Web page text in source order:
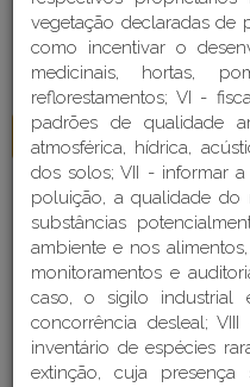
DETALHES
Gabinete do
Comitê de Gestão e
Comitê de Meio
Controladoria-Geral do
Defesa Civil
vegetação declaradas de
como incentivar o
medicinais, hortas,
reflorestamentos; VI -
padrões de qualidade
atmosférica, hídrica,
dos solos; VII - informar
poluição, a qualidade do
substâncias
ambiente e nos
monitoramentos e
caso, o sigilo industrial
concorrência desleal;
inventário de espécies
extinção, cuja presença